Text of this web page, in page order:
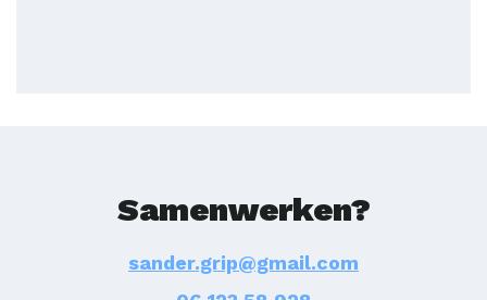
Samenwerken?
sander.grip@gmail.com